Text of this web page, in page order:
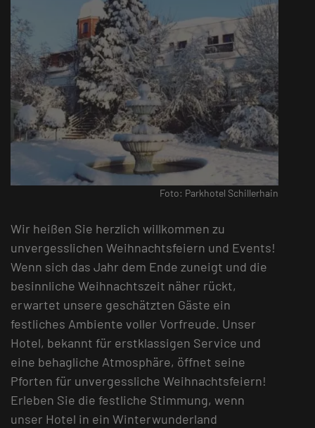
Foto: Parkhotel Schillerhain
Wir heißen Sie herzlich willkommen zu
unvergesslichen Weihnachtsfeiern und Events!
Wenn sich das Jahr dem Ende zuneigt und die
besinnliche Weihnachtszeit näher rückt,
erwartet unsere geschätzten Gäste ein
festliches Ambiente voller Vorfreude. Unser
Hotel, bekannt für erstklassigen Service und
eine behagliche Atmosphäre, öffnet seine
Pforten für unvergessliche Weihnachtsfeiern!
Erleben Sie die festliche Stimmung, wenn
unser Hotel in ein Winterwunderland